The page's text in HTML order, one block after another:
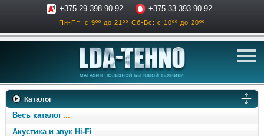
+375 29 398-90-92 +375 33 393-90-92
Пн-Пт: с 9ºº до 21ºº Сб-Вс: с 10ºº до 20ºº
телевизоры
Каталог
Весь каталог
Акустика и звук Hi-Fi